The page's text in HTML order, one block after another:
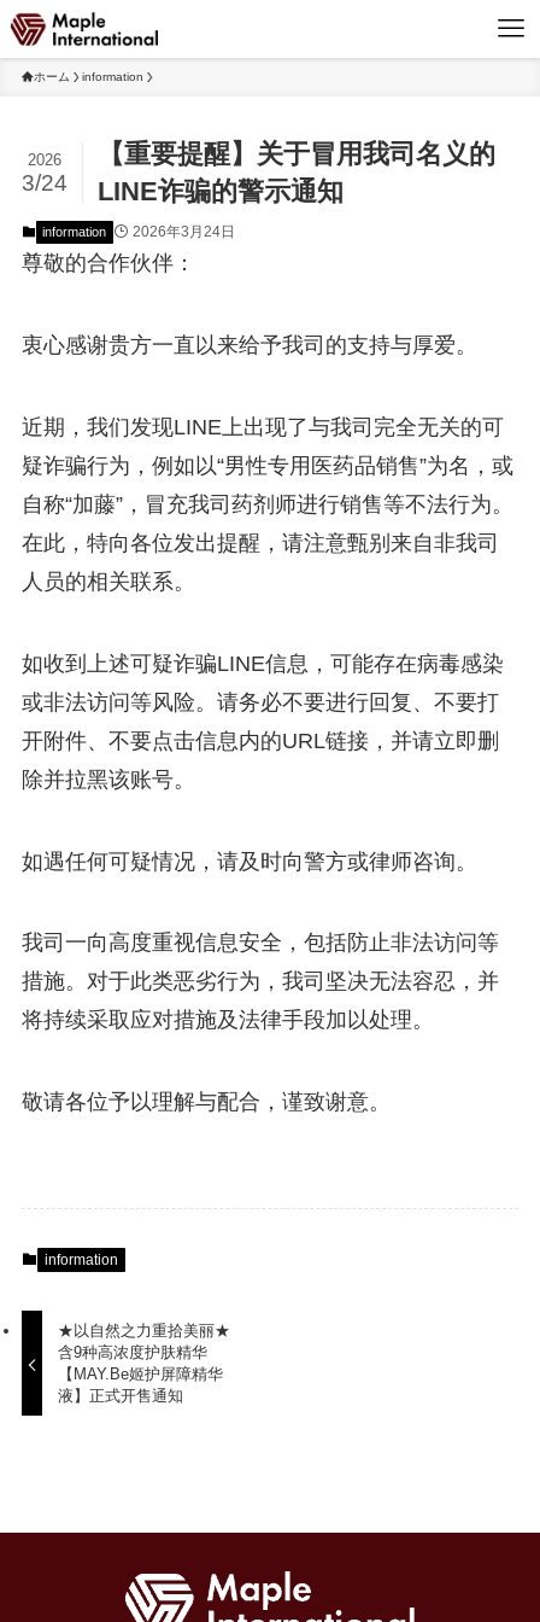
ホーム information
【重要提醒】关于冒用我司名义的
LINE诈骗的警示通知
2026
3/24
information 2026年3月24日
尊敬的合作伙伴：
衷心感谢贵方一直以来给予我司的支持与厚爱。
近期，我们发现LINE上出现了与我司完全无关的可
疑诈骗行为，例如以“男性专用医药品销售”为名，或
自称“加藤”，冒充我司药剂师进行销售等不法行为。
在此，特向各位发出提醒，请注意甄别来自非我司
人员的相关联系。
如收到上述可疑诈骗LINE信息，可能存在病毒感染
或非法访问等风险。请务必不要进行回复、不要打
开附件、不要点击信息内的URL链接，并请立即删
除并拉黑该账号。
如遇任何可疑情况，请及时向警方或律师咨询。
我司一向高度重视信息安全，包括防止非法访问等
措施。对于此类恶劣行为，我司坚决无法容忍，并
将持续采取应对措施及法律手段加以处理。
敬请各位予以理解与配合，谨致谢意。
information
★以自然之力重拾美丽★
含9种高浓度护肤精华
【MAY.Be姬护屏障精华
液】正式开售通知